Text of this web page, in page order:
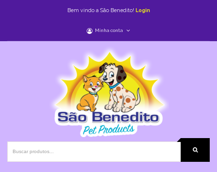
Bem vindo a São Benedito! Login
Minha conta